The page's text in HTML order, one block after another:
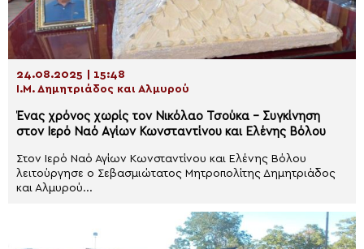
24.08.2025 | 15:48
Ι.Μ. Δημητριάδος και Αλμυρού
Ένας χρόνος χωρίς τον Νικόλαο Τσούκα – Συγκίνηση
στον Ιερό Ναό Αγίων Κωνσταντίνου και Ελένης Βόλου
Στον Ιερό Ναό Αγίων Κωνσταντίνου και Ελένης Βόλου
λειτούργησε ο Σεβασμιώτατος Μητροπολίτης Δημητριάδος
και Αλμυρού...